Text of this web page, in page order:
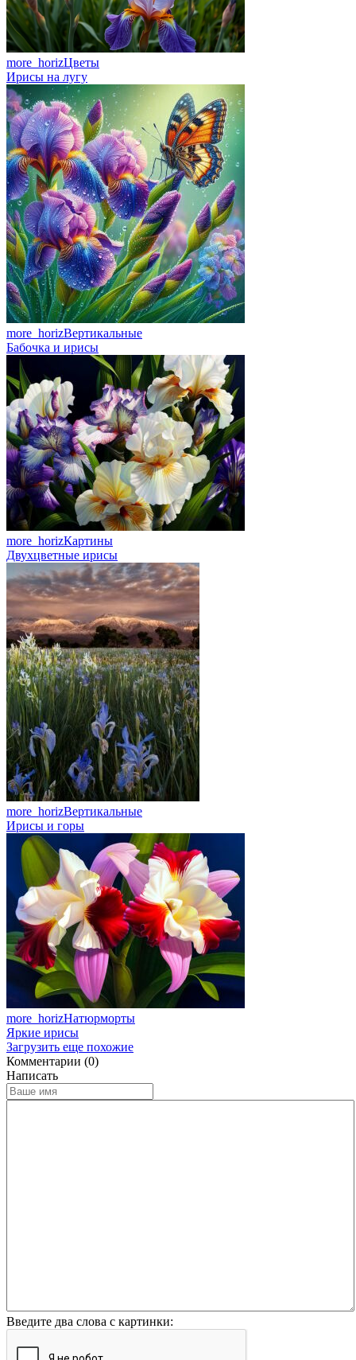
more_horizЦветы
Ирисы на лугу
more_horizВертикальные
Бабочка и ирисы
more_horizКартины
Двухцветные ирисы
more_horizВертикальные
Ирисы и горы
more_horizНатюрморты
Яркие ирисы
Загрузить еще похожие
Комментарии (0)
Написать
Введите два слова с картинки: